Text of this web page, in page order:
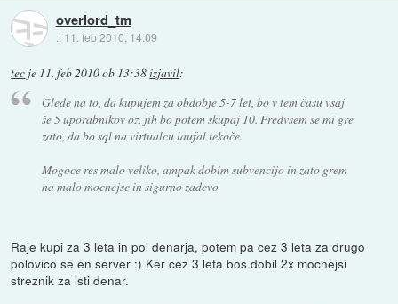
overlord_tm
:: 11. feb 2010, 14:09
tec je 11. feb 2010 ob 13:38izjavil:
Glede na to, da kupujem za obdobje 5-7 let, bo v tem času vsaj
še 5 uporabnikov oz. jih bo potem skupaj 10. Predvsem se mi gre
zato, da bo sql na virtualcu laufal tekoče.
Mogoce res malo veliko, ampak dobim subvencijo in zato grem
na malo mocnejse in sigurno zadevo
Raje kupi za 3 leta in pol denarja, potem pa cez 3 leta za drugo
polovico se en server :) Ker cez 3 leta bos dobil 2x mocnejsi
streznik za isti denar.